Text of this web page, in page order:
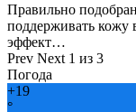
Правильно
поддерживать кожу
эффект…
Prev Next 1 из 3
Погода
+19
°